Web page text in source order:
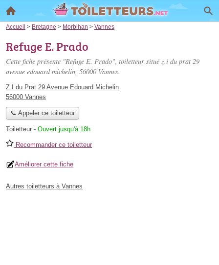
Accueil > Bretagne > Morbihan > Vannes
Refuge E. Prado
Cette fiche présente "Refuge E. Prado", toiletteur situé z.i du prat 29
avenue edouard michelin, 56000 Vannes.
Z.I du Prat 29 Avenue Edouard Michelin
56000 Vannes
📞 Appeler ce toiletteur
Toiletteur - Ouvert jusqu'à 18h
Recommander ce toiletteur
Améliorer cette fiche
Autres toiletteurs à Vannes